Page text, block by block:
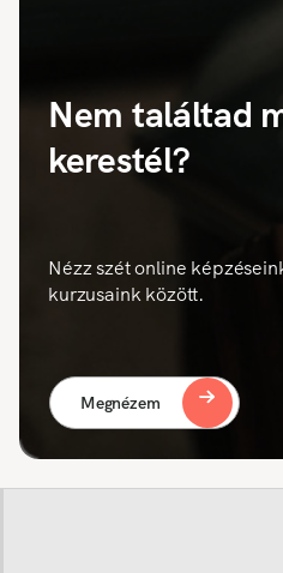
Nem találtad
kerestél?
Nézz szét online
kurzusaink között.
Megnézem